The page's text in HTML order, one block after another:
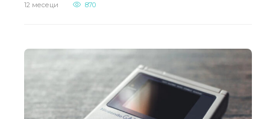
12 месеци 870